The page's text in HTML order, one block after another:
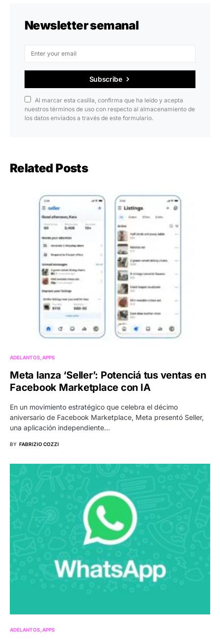
Newsletter semanal
Subscribe
Al marcar esta casilla, confirma que ha leído y acepta
nuestros términos de uso con respecto al almacenamiento de
los datos enviados a través de este formulario.
Related Posts
ADELANTOS APPS
Meta lanza ‘Seller’: Potenciá tus ventas en
Facebook Marketplace con IA
En un movimiento estratégico que celebra el décimo
aniversario de Facebook Marketplace, Meta presentó Seller,
una aplicación independiente…
BY FABRIZIO COZZI
ADELANTOS APPS